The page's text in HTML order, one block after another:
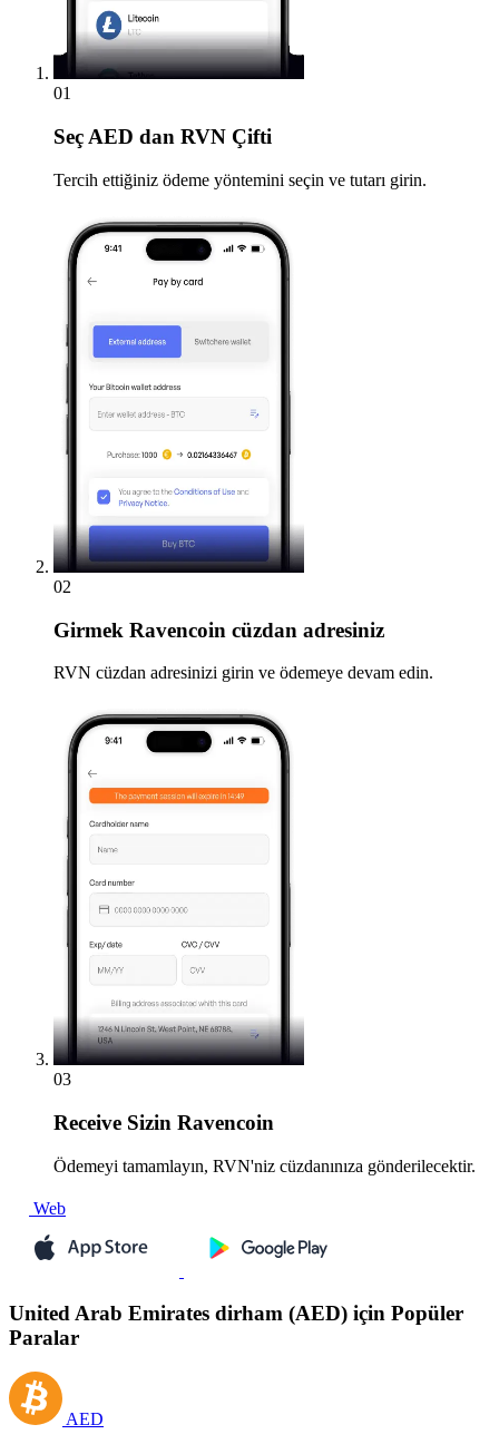
01
Seç AED dan RVN Çifti
Tercih ettiğiniz ödeme yöntemini seçin ve tutarı girin.
02
Girmek Ravencoin cüzdan adresiniz
RVN cüzdan adresinizi girin ve ödemeye devam edin.
03
Receive Sizin Ravencoin
Ödemeyi tamamlayın, RVN'niz cüzdanınıza gönderilecektir.
Web
United Arab Emirates dirham (AED) için Popüler
Paralar
AED